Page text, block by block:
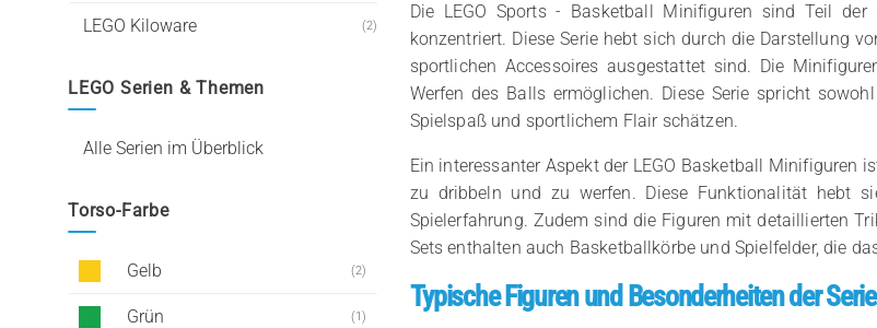
LEGO Kiloware (2)
LEGO Serien & Themen
Alle Serien im Überblick
Torso-Farbe
Gelb (2)
Grün (1)
Die LEGO Sports - Basketball Minifiguren sind Teil
konzentriert. Diese Serie hebt sich durch die Darstellung
sportlichen Accessoires ausgestattet sind. Die
Werfen des Balls ermöglichen. Diese Serie spricht
Spielspaß und sportlichem Flair schätzen.
Ein interessanter Aspekt der LEGO Basketball Minifiguren
zu dribbeln und zu werfen. Diese Funktionalität hebt
Spielerfahrung. Zudem sind die Figuren mit detaillierten
Sets enthalten auch Basketballkörbe und Spielfelder, die
Typische Figuren und Besonderheiten der Serie